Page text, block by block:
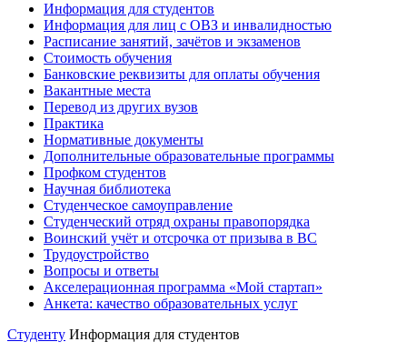
Информация для студентов
Информация для лиц с ОВЗ и инвалидностью
Расписание занятий, зачётов и экзаменов
Стоимость обучения
Банковские реквизиты для оплаты обучения
Вакантные места
Перевод из других вузов
Практика
Нормативные документы
Дополнительные образовательные программы
Профком студентов
Научная библиотека
Студенческое самоуправление
Студенческий отряд охраны правопорядка
Воинский учёт и отсрочка от призыва в ВС
Трудоустройство
Вопросы и ответы
Акселерационная программа «Мой стартап»
Анкета: качество образовательных услуг
Студенту Информация для студентов